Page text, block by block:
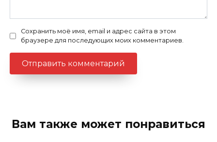
Сохранить моё имя, email и адрес сайта в этом
браузере для последующих моих комментариев.
Вам также может понравиться